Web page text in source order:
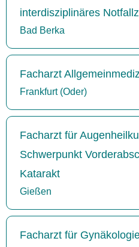
interdisziplinäres
Bad Berka
Facharzt
Frankfurt (Oder)
Facharzt für
Schwerpunkt
Katarakt
Gießen
Facharzt für